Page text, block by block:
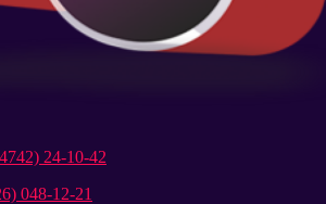
24-10-42
048-12-21